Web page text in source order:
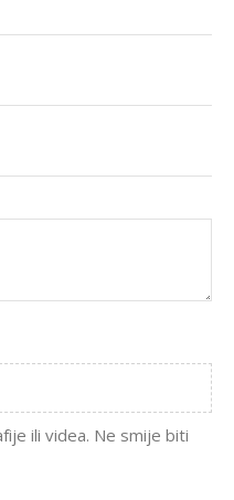
ili videa. Ne smije biti